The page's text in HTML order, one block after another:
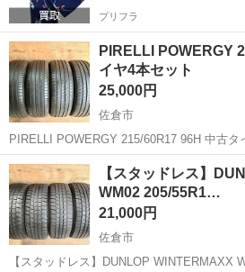
プリフラ
PIRELLI POWERGY
イヤ4本セット
25,000円
佐倉市
PIRELLI POWERGY 215/60R17 96H 中古タイヤ4本
いただける方歓迎です！ ※注意事項を必ずご確認いただき、ご理解い
ただける方のみお問い合わせ、ご購入をお
千葉 佐倉市 タイヤ、ホイール
【スタッドレス】
WM02 205/55R1…
21,000円
佐倉市
【スタッドレス】DUNLOP WINTERMAXX